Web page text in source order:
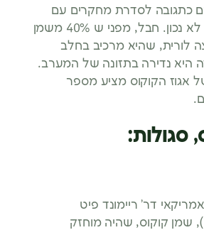
כתגובה לסדרת מחקרים עם
חיות, אשר הובנו לא נכון. חבל, מפני ש 40% משמן
לורית, שהיא מרכיב בחלב
היא נדירה בתזונה של המערב.
אגוז הקוקוס מציע מספר
סגולות:
דר’ ריימונד פיט
(Raymond Peat), שמן קוקוס, שהיה מוחזק